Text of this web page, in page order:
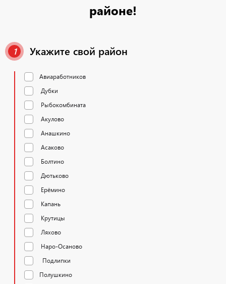
районе!
1 Укажите свой район
Авиаработников
Дубки
Рыбокомбината
Акулово
Анашкино
Асаково
Болтино
Дютьково
Ерёмино
Капань
Крутицы
Ляхово
Наро-Осаново
Подлипки
Полушкино